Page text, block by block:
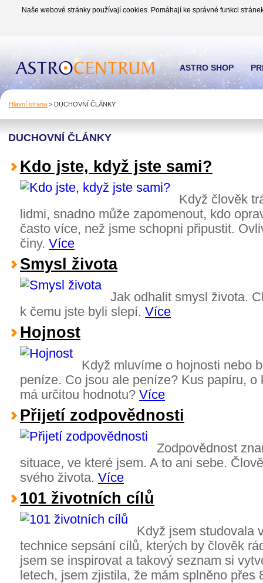
Naše webové stránky používají cookies. Pomáhají ke správné funkci
Hlavní strana > DUCHOVNÍ ČLÁNKY
DUCHOVNÍ ČLÁNKY
Kdo jste, když jste sami?
Když člověk
lidmi, snadno může zapomenout, kdo
často více, než jsme schopni připustit.
činy. Více
Smysl života
Jak odhalit smysl života.
k čemu jste byli slepí. Více
Hojnost
Když mluvíme o hojnosti nebo
peníze. Co jsou ale peníze? Kus papíru, o
má určitou hodnotu? Více
Přijetí zodpovědnosti
Zodpovědnost
situace, ve které jsem. A to ani sebe.
svého života. Více
101 životních cílů
Když jsem studovala
technice sepsání cílů, kterých by člověk
jsem se inspirovat a takový seznam si
letech, jsem zjistila, že mám splněno přes
ASTRO SHOP